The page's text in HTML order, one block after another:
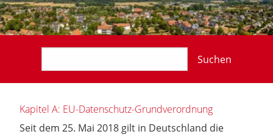
Suchen
Kapitel A: EU-Datenschutz-Grundverordnung
Seit dem 25. Mai 2018 gilt in Deutschland die